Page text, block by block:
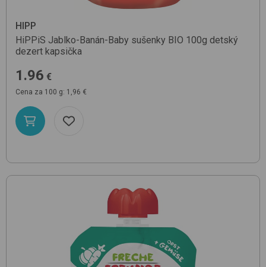
HIPP
HiPPiS Jablko-Banán-Baby sušenky BIO 100g detský
dezert kapsička
1.96 €
Cena za 100 g: 1,96 €